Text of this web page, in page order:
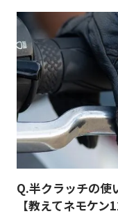
Q.半クラッチの使
【教えてネモケン